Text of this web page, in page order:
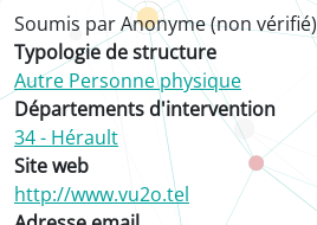
Soumis parAnonyme (non vérifié)
Typologie de structure
Autre Personne physique
Départements d'intervention
34 - Hérault
Site web
http://www.vu2o.tel